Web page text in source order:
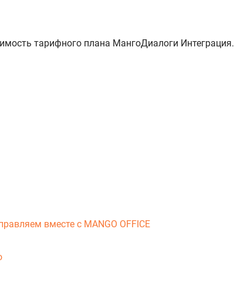
тарифного плана МангоДиалоги Интеграция.
вместе с MANGO OFFICE